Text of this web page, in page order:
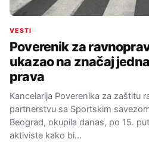
VESTI
Poverenik za
ukazao na značaj
prava
Kancelarija Poverenika za zaštitu
partnerstvu sa Sportskim
Beograd, okupila danas, po 15.
aktiviste kako bi…